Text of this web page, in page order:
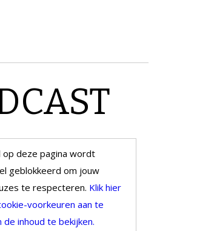
op deze pagina wordt
geblokkeerd om jouw
te respecteren. Klik hier
voorkeuren aan te
de inhoud te bekijken.